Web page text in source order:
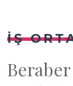
İŞ
Beraber